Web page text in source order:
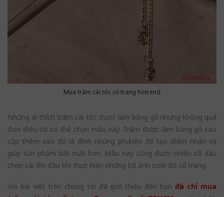
Mua trâm cài tóc cổ trang hotrend
Những ai thích trâm cài tóc được làm bằng gỗ nhưng không quá
đơn điệu thì có thể chọn mẫu này. Trâm được làm bằng gỗ cao
cấp thêm vào đó là đính những phụ kiện để tạo điểm nhấn và
giúp sản phẩm bắt mắt hơn. Mẫu này cũng được nhiều cô dâu
chọn cài lên đầu khi thực hiện những bộ ảnh cưới đồ cổ trang.
Với bài viết trên chúng tôi đã giới thiệu đến bạn địa chỉ mua